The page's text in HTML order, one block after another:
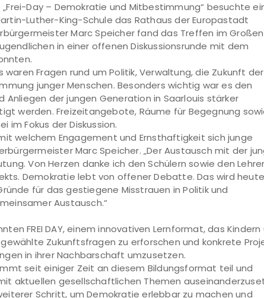
Day – Demokratie und Mitbestimmung“ besuchte
Luther-King-Schule das Rathaus der Europastadt
Marc Speicher fand das Treffen im Großen
in einer offenen Diskussionsrunde mit dem
Fragen rund um Politik, Verwaltung, die Zukunft der
junger Menschen. Besonders wichtig war es den
Anliegen der jungen Generation in Saarlouis stärker
werden. Freizeitangebote, Räume für Begegnung
im Fokus der Diskussion.
welchem Engagement und Ernsthaftigkeit sich junge
Marc Speicher. „Der Austausch mit der
Von Herzen danke ich den Schülern sowie den
Demokratie lebt von offener Debatte. Das wird
für das gestiegene Misstrauen in Politik und
Austausch.“
FREI DAY, einem innovativen Lernformat, das Kindern
Zukunftsfragen zu erforschen und konkrete
in ihrer Nachbarschaft umzusetzen.
seit einiger Zeit an diesem Bildungsformat teil und
aktuellen gesellschaftlichen Themen
Schritt, um Demokratie erlebbar zu machen und